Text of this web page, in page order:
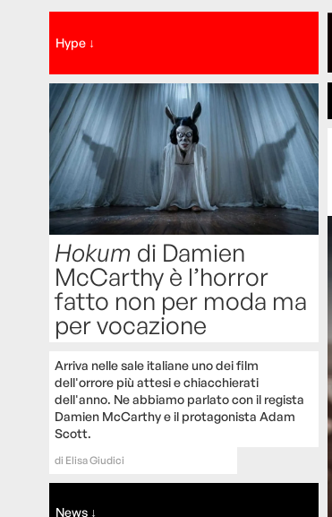
Hype ↓
Hokum di Damien
McCarthy è l’horror
fatto non per moda ma
per vocazione
Arriva nelle sale italiane uno dei film
dell'orrore più attesi e chiacchierati
dell'anno. Ne abbiamo parlato con il regista
Damien McCarthy e il protagonista Adam
Scott.
di Elisa Giudici
News ↓